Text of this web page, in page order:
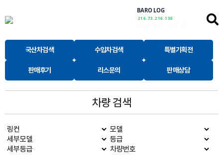
국산차검색 수입차검색 특별기획전
판매후기 리스문의 판매상담
차량 검색
BARO LOG
216.73.216.136